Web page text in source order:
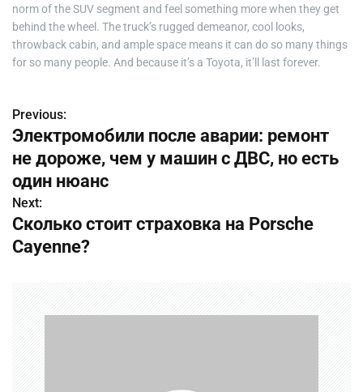
norm of the SUV segment and feel something more when they get
behind the wheel. The truck’s rugged demeanor, cool looks,
throwback cabin, and ample space means it can do so many things
for so many people. And because it’s a Toyota, it’ll last forever.
Н
а
в
и
г
Previous:
Электромобили после аварии: ремонт
не дороже, чем у машин с ДВС, но есть
один нюанс
Next:
Сколько стоит страховка на Porsche
Cayenne?